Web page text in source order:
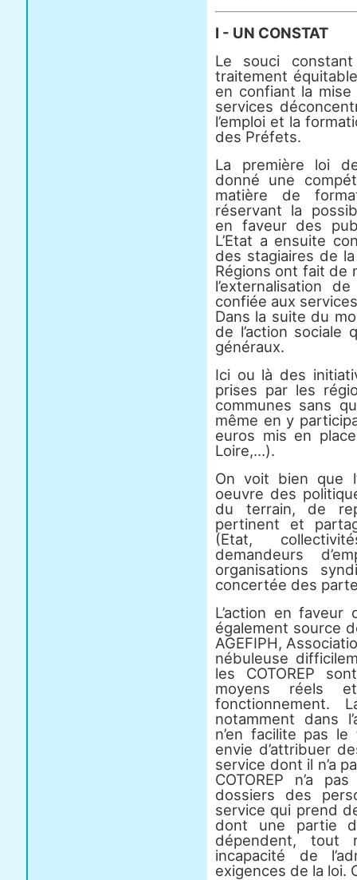
I - UN CONSTAT
Le souci
traitement
en confiant la
services
l’emploi et la
des Préfets.
La première loi
donné une
matière de
réservant la
en faveur des
L’Etat a ensuite
des stagiaires de
Régions ont fait de
l’externalisation
confiée aux
Dans la suite du
de l’action sociale
généraux.
Ici ou là des
prises par les
communes sans
même en y
euros mis en
Loire,...).
On voit bien que
oeuvre des
du terrain, de
pertinent et
(Etat,
demandeurs
organisations
concertée des
L’action en faveur
également source
AGEFIPH,
nébuleuse
les COTOREP
moyens réels
notamment dans
n’en facilite pas
envie d’attribuer
service dont il n’a
COTOREP n’a
dossiers des
service qui prend
dont une partie
dépendent, tout
incapacité de
exigences de la loi.